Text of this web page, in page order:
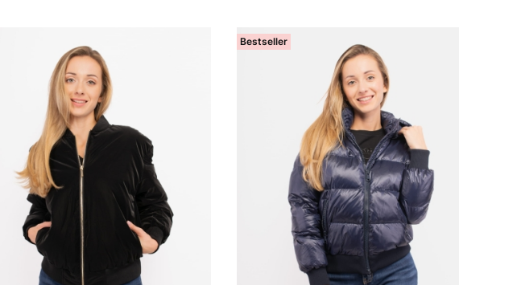
Bestseller